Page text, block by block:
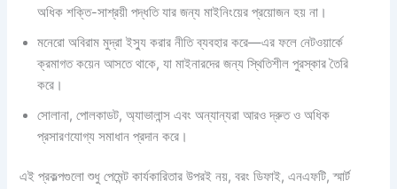
অধিক শক্তি-সাশ্রয়ী পদ্ধতি যার জন্য মাইনিংয়ের প্রয়োজন হয় না।
মনেরো অবিরাম মুদ্রা ইস্যু করার নীতি ব্যবহার করে—এর ফলে নেটওয়ার্কে
ক্রমাগত কয়েন আসতে থাকে, যা মাইনারদের জন্য স্থিতিশীল পুরস্কার তৈরি
করে।
সোলানা, পোলকাডট, অ্যাভালান্স এবং অন্যান্যরা আরও দ্রুত ও অধিক
প্রসারণযোগ্য সমাধান প্রদান করে।
এই প্রকল্পগুলো শুধু পেমেন্ট কার্যকারিতার উপরই নয়, বরং ডিফাই, এনএফটি, স্মার্ট